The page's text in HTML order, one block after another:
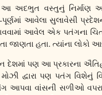
આ અદભુત વસ્તુનું
પૂર્ણમાં આવેલા સુલાવેસી
આવેલ એક પતંગના
જાણતા હતા. ત્યાંના
દેશમાં પણ આ પ્રકારના
મોઝી દ્વારા પણ પતંગ
આપવા વાંસની સળીઓ